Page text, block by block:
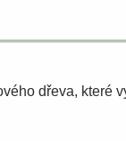
dřeva, které